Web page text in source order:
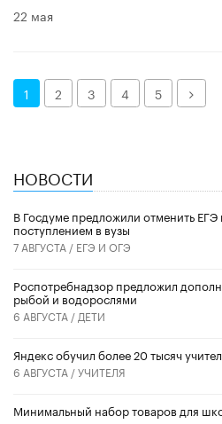
22 мая
1 2 3 4 5 Далее
НОВОСТИ
В Госдуме предложили отменить ЕГЭ
поступлением в вузы
7 АВГУСТА / ЕГЭ И ОГЭ
Роспотребнадзор предложил
рыбой и водорослями
6 АВГУСТА / ДЕТИ
​Яндекс обучил более 20 тысяч
6 АВГУСТА /УЧИТЕЛЯ
Минимальный набор товаров для